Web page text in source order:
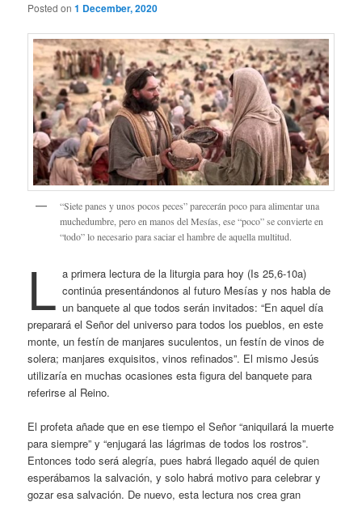
Posted on1 December, 2020
“Siete panes y unos pocos peces” parecerán poco para alimentar una
muchedumbre, pero en manos del Mesías, ese “poco” se convierte en
“todo” lo necesario para saciar el hambre de aquella multitud.
L a primera lectura de la liturgia para hoy (Is 25,6-10a)
continúa presentándonos al futuro Mesías y nos habla de
un banquete al que todos serán invitados: “En aquel día
preparará el Señor del universo para todos los pueblos, en este
monte, un festín de manjares suculentos, un festín de vinos de
solera; manjares exquisitos, vinos refinados”. El mismo Jesús
utilizaría en muchas ocasiones esta figura del banquete para
referirse al Reino.
El profeta añade que en ese tiempo el Señor “aniquilará la muerte
para siempre” y “enjugará las lágrimas de todos los rostros”.
Entonces todo será alegría, pues habrá llegado aquél de quien
esperábamos la salvación, y solo habrá motivo para celebrar y
gozar esa salvación. De nuevo, esta lectura nos crea gran